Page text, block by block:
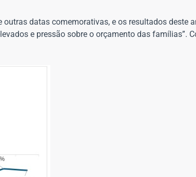
datas comemorativas, e os resultados deste
e pressão sobre o orçamento das famílias”.